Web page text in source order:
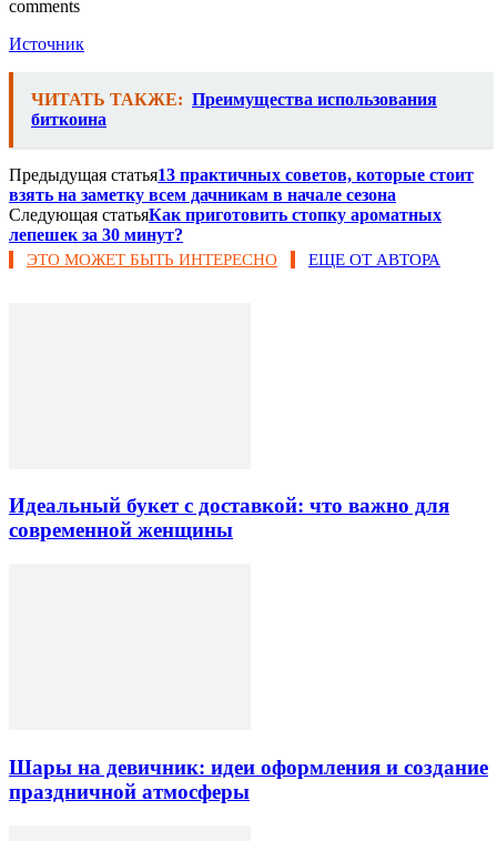
comments
Источник
ЧИТАТЬ ТАКЖЕ: Преимущества использования
биткоина
Предыдущая статья13 практичных советов, которые стоит
взять на заметку всем дачникам в начале сезона
Следующая статьяКак приготовить стопку ароматных
лепешек за 30 минут?
ЭТО МОЖЕТ БЫТЬ ИНТЕРЕСНО ЕЩЕ ОТ АВТОРА
Идеальный букет с доставкой: что важно для
современной женщины
Шары на девичник: идеи оформления и создание
праздничной атмосферы